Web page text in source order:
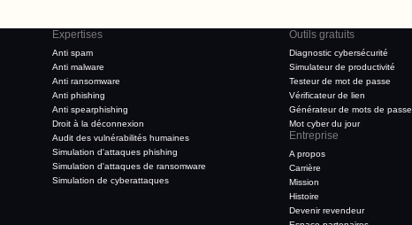
Expertises
Anti spam
Anti malware
Anti ransomware
Anti phishing
Anti spearphishing
Droit à la déconnexion
Audit des vulnérabilités humaines
Simulation d'attaques phishing
Simulation d'attaques de ransomware
Simulation de cyberattaques
Outils gratuits
Diagnostic cybersécurité
Simulateur de productivité
Testeur de mot de passe
Vérificateur de lien
Générateur de mots de passe
Mot cyber du jour
Entreprise
A propos
Carrière
Mission
Histoire
Devenir revendeur